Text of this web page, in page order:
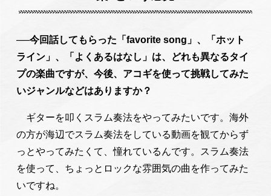
──今回話してもらった「favorite song」、「ホット
ライン」、「よくあるはなし」は、どれも異なるタイ
プの楽曲ですが、今後、アコギを使って挑戦してみた
いジャンルなどはありますか？
ギターを叩くスラム奏法をやってみたいです。海外
の方が海辺でスラム奏法をしている動画を観てからず
っとやってみたくて、憧れているんです。スラム奏法
を使って、ちょっとロックな雰囲気の曲を作ってみた
いですね。